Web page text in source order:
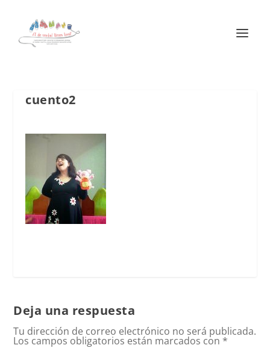
cuento2
Deja una respuesta
Tu dirección de correo electrónico no será publicada.
Los campos obligatorios están marcados con *